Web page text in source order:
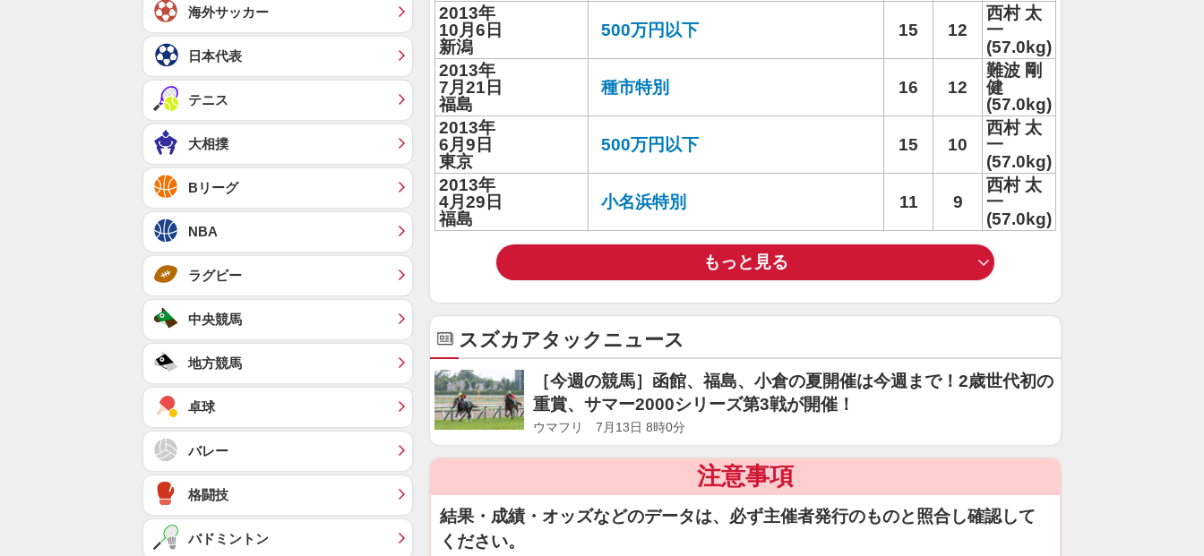
2013年
10月6日
新潟
500万円以下 15 12
西村 太
一
(57.0kg)
2013年
7月21日
福島
種市特別 16 12
難波 剛
健
(57.0kg)
2013年
6月9日
東京
500万円以下 15 10
西村 太
一
(57.0kg)
2013年
4月29日
福島
小名浜特別 11 9
西村 太
一
(57.0kg)
もっと見る
スズカアタックニュース
［今週の競馬］函館、福島、小倉の夏開催は今週まで！2歳世代初の
重賞、サマー2000シリーズ第3戦が開催！
ウマフリ 7月13日 8時0分
注意事項
結果・成績・オッズなどのデータは、必ず主催者発行のものと照合し確認して
ください。
海外サッカー
日本代表
テニス
大相撲
Bリーグ
NBA
ラグビー
中央競馬
地方競馬
卓球
バレー
格闘技
バドミントン